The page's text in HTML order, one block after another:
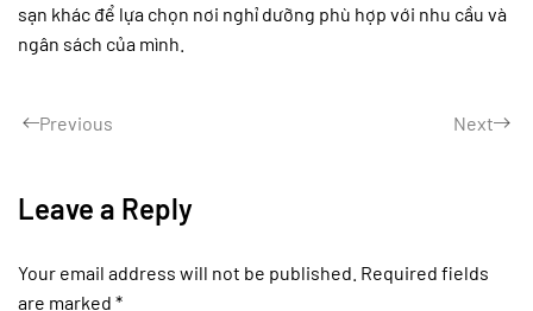
sạn khác để lựa chọn nơi nghỉ dưỡng phù hợp với nhu cầu và
ngân sách của mình.
Previous Next
Leave a Reply
Your email address will not be published. Required fields
are marked *